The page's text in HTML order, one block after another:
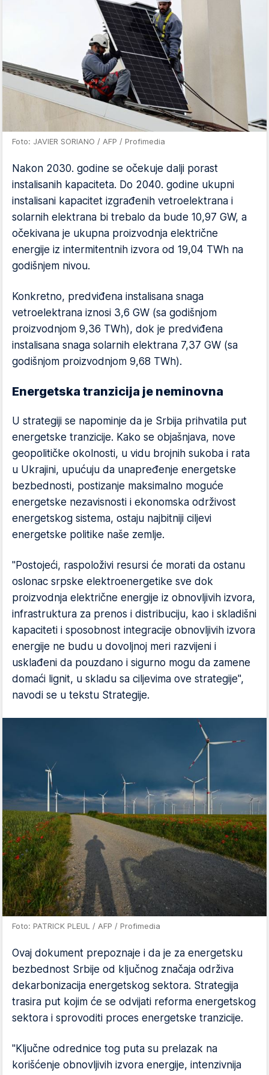
Foto: JAVIER SORIANO / AFP / Profimedia
Nakon 2030. godine se očekuje dalji porast
instalisanih kapaciteta. Do 2040. godine ukupni
instalisani kapacitet izgrađenih vetroelektrana i
solarnih elektrana bi trebalo da bude 10,97 GW, a
očekivana je ukupna proizvodnja električne
energije iz intermitentnih izvora od 19,04 TWh na
godišnjem nivou.
Konkretno, predviđena instalisana snaga
vetroelektrana iznosi 3,6 GW (sa godišnjom
proizvodnjom 9,36 TWh), dok je predviđena
instalisana snaga solarnih elektrana 7,37 GW (sa
godišnjom proizvodnjom 9,68 TWh).
Energetska tranzicija je neminovna
U strategiji se napominje da je Srbija prihvatila put
energetske tranzicije. Kako se objašnjava, nove
geopolitičke okolnosti, u vidu brojnih sukoba i rata
u Ukrajini, upućuju da unapređenje energetske
bezbednosti, postizanje maksimalno moguće
energetske nezavisnosti i ekonomska održivost
energetskog sistema, ostaju najbitniji ciljevi
energetske politike naše zemlje.
"Postojeći, raspoloživi resursi će morati da ostanu
oslonac srpske elektroenergetike sve dok
proizvodnja električne energije iz obnovljivih izvora,
infrastruktura za prenos i distribuciju, kao i skladišni
kapaciteti i sposobnost integracije obnovljivih izvora
energije ne budu u dovoljnoj meri razvijeni i
usklađeni da pouzdano i sigurno mogu da zamene
domaći lignit, u skladu sa ciljevima ove strategije",
navodi se u tekstu Strategije.
Foto: PATRICK PLEUL / AFP / Profimedia
Ovaj dokument prepoznaje i da je za energetsku
bezbednost Srbije od ključnog značaja održiva
dekarbonizacija energetskog sektora. Strategija
trasira put kojim će se odvijati reforma energetskog
sektora i sprovoditi proces energetske tranzicije.
"Ključne odrednice tog puta su prelazak na
korišćenje obnovljivih izvora energije, intenzivnija